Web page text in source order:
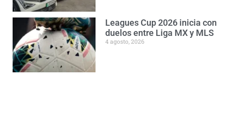
Leagues Cup 2026 inicia con
duelos entre Liga MX y MLS
4 agosto, 2026